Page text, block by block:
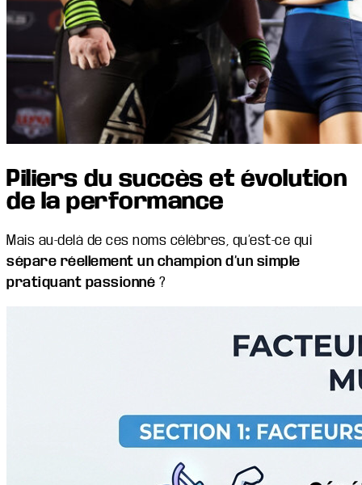
Piliers du succès et évolution
de la performance
Mais au-delà de ces noms célèbres, qu’est-ce qui
sépare réellement un champion d’un simple
pratiquant passionné ?